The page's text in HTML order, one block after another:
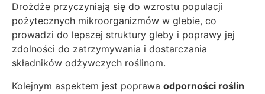
Drożdże przyczyniają się do wzrostu populacji
pożytecznych mikroorganizmów w glebie, co
prowadzi do lepszej struktury gleby i poprawy jej
zdolności do zatrzymywania i dostarczania
składników odżywczych roślinom.
Kolejnym aspektem jest poprawa odporności roślin